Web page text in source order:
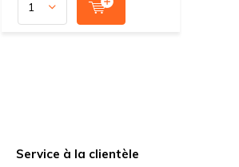
Service à la clientèle